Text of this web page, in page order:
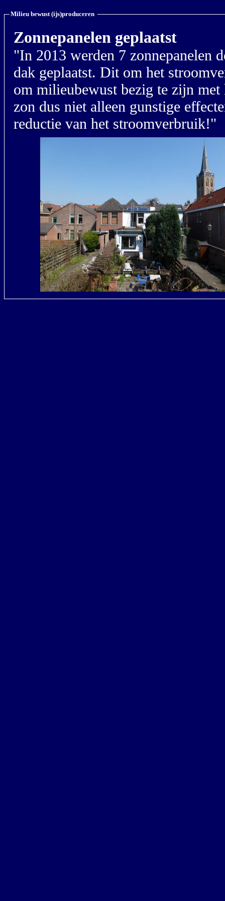
Milieu bewust (ijs)produceren
Zonnepanelen geplaatst
"In 2013 werden 7 zonnepanelen door de firma Fleming (buurman) op het
dak geplaatst. Dit om het stroomverbruik terug te brengen en natuurlijk ook
om milieubewust bezig te zijn met het ijsbereiden. Zie de foto's. Zo heeft de
zon dus niet alleen gunstige effecten op de ijsconsumptie maar ook op de
reductie van het stroomverbruik!"